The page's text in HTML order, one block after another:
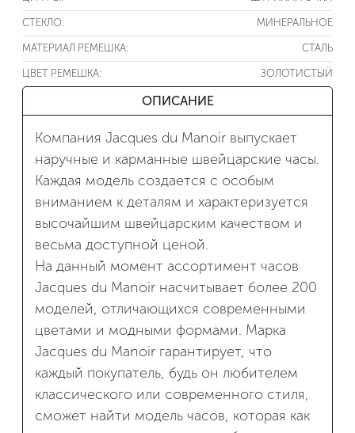
СТЕКЛО: МИНЕРАЛЬНОЕ
МАТЕРИАЛ РЕМЕШКА: СТАЛЬ
ЦВЕТ РЕМЕШКА: ЗОЛОТИСТЫЙ
ОПИСАНИЕ
Компания Jacques du Manoir выпускает
наручные и карманные швейцарские часы.
Каждая модель создается с особым
вниманием к деталям и характеризуется
высочайшим швейцарским качеством и
весьма доступной ценой.
На данный момент ассортимент часов
Jacques du Manoir насчитывает более 200
моделей, отличающихся современными
цветами и модными формами. Марка
Jacques du Manoir гарантирует, что
каждый покупатель, будь он любителем
классического или современного стиля,
сможет найти модель часов, которая как